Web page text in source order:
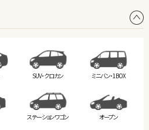
SUV・クロカン ミニバン・1BOX
ステーションワゴン オープン